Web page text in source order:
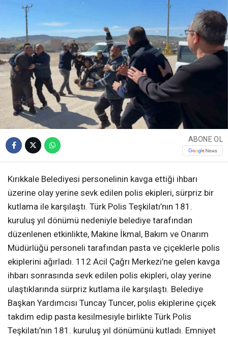
ABONE OL
Kırıkkale Belediyesi personelinin kavga ettiği ihbarı
üzerine olay yerine sevk edilen polis ekipleri, sürpriz bir
kutlama ile karşılaştı. Türk Polis Teşkilatı’nın 181.
kuruluş yıl dönümü nedeniyle belediye tarafından
düzenlenen etkinlikte, Makine İkmal, Bakım ve Onarım
Müdürlüğü personeli tarafından pasta ve çiçeklerle polis
ekiplerini ağırladı. 112 Acil Çağrı Merkezi’ne gelen kavga
ihbarı sonrasında sevk edilen polis ekipleri, olay yerine
ulaştıklarında sürpriz kutlama ile karşılaştı. Belediye
Başkan Yardımcısı Tuncay Tuncer, polis ekiplerine çiçek
takdim edip pasta kesilmesiyle birlikte Türk Polis
Teşkilatı’nın 181. kuruluş yıl dönümünü kutladı. Emniyet